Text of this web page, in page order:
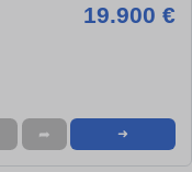
19.900 €
➦ ➜